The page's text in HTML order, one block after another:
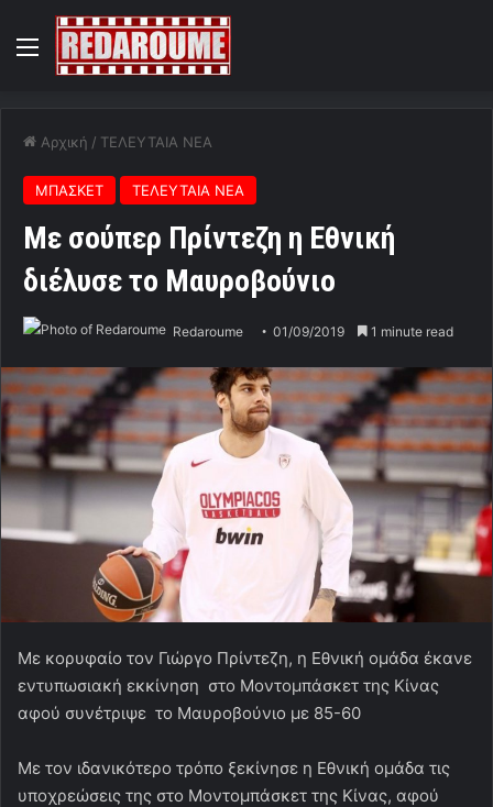
Menu
Αρχική / ΤΕΛΕΥΤΑΙΑ ΝΕΑ
ΜΠΑΣΚΕΤ ΤΕΛΕΥΤΑΙΑ ΝΕΑ
Με σούπερ Πρίντεζη η Εθνική
διέλυσε το Μαυροβούνιο
Redaroume 01/09/2019 1 minute read
Με κορυφαίο τον Γιώργο Πρίντεζη, η Εθνική ομάδα έκανε
εντυπωσιακή εκκίνηση στο Μοντομπάσκετ της Κίνας
αφού συνέτριψε το Μαυροβούνιο με 85-60
Με τον ιδανικότερο τρόπο ξεκίνησε η Εθνική ομάδα τις
υποχρεώσεις της στο Μοντομπάσκετ της Κίνας, αφού